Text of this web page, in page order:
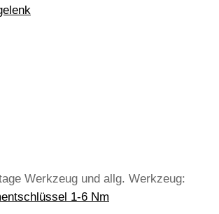
Werkzeug und allg. Werkzeug:
1-6 Nm